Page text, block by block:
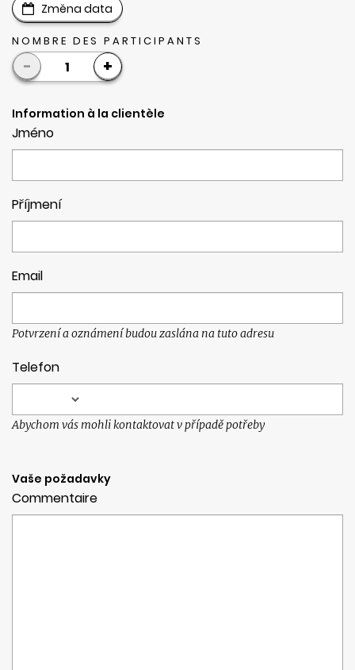
Změna data
NOMBRE DES PARTICIPANTS
- 1 +
Information à la clientèle
Jméno
Příjmení
Email
Potvrzení a oznámení budou zaslána na tuto adresu
Telefon
Abychom vás mohli kontaktovat v případě potřeby
Vaše požadavky
Commentaire